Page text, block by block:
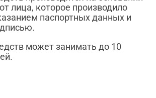
лица, которое производило
паспортных данных и
может занимать до 10